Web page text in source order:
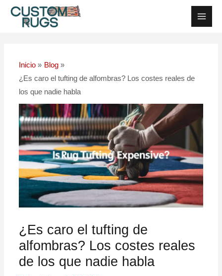
Inicio
Blog
¿Es caro el tufting de alfombras? Los costes reales de
los que nadie habla
¿Es caro el tufting de
alfombras? Los costes reales
de los que nadie habla
Navegación
posterior